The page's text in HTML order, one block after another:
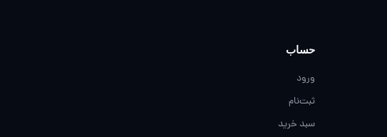
حساب
ورود
ثبت‌نام
سبد خرید